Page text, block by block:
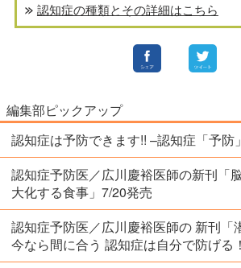
認知症の種類とその詳細はこちら
編集部ピックアップ
認知症は予防できます!! –認知症「予防
認知症予防医／広川慶裕医師の新刊「
大化する食事」7/20発売
認知症予防医／広川慶裕医師の 新刊「
今なら間に合う 認知症は自分で防げる